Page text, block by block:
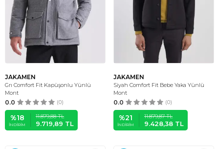
JAKAMEN
Grı Comfort Fit Kapüşonlu Yünlü
Mont
0.0 (0)
%18
İNDIRIM
11.879,88TL
9.719,89 TL
JAKAMEN
Siyah Comfort Fit Bebe Yaka Yünlü
Mont
0.0 (0)
%21
İNDIRIM
11.879,87TL
9.428,38 TL